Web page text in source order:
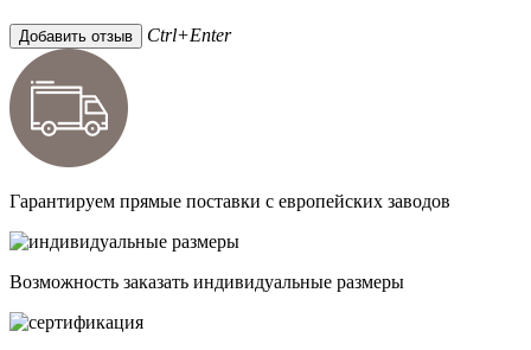
Добавить отзыв Ctrl+Enter
Гарантируем прямые поставки с европейских заводов
Возможность заказать индивидуальные размеры